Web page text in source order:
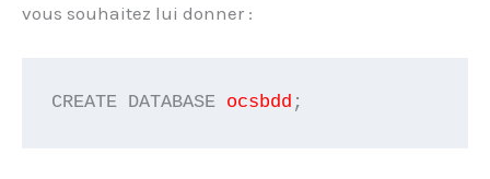
vous souhaitez lui donner :
CREATE DATABASE ocsbdd ;